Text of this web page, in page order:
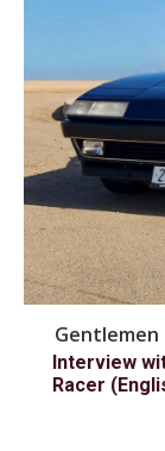
Gentlemen
Interview
Racer